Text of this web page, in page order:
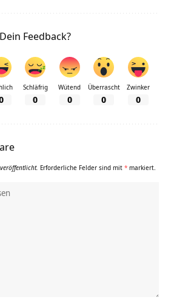
Dein Feedback?
Schläfrig
0
Wütend
0
Überrascht
0
Zwinker
0
Erforderliche Felder sind mit * markiert.